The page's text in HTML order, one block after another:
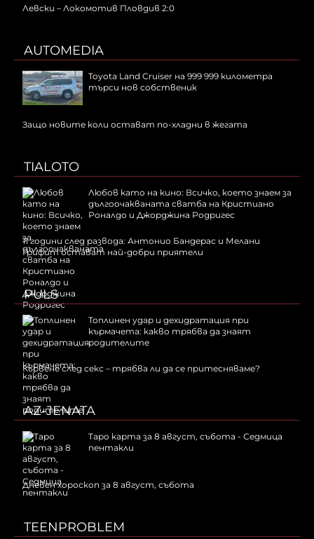
Левски – Локомотив Пловдив 2:0
AUTOMEDIA
Toyota Land Cruiser на 999 999 километра
търси нов собственик
Защо новите коли остават по-хладни в жегата
TIALOTO
Любов като на кино: Всичко, което знаем за
дългоочакваната сватба на Кристиано
Роналдо и Джорджина Родригес
11 години след развода: Антонио Бандерас и Мелани
Грифит остават най-добри приятели
PULS
Топлинен удар и дехидратация при
кърмачета: какво трябва да знаят
родителите
Кървене след секс – трябва ли да се притесняваме?
AZ-JENATA
Таро карта за 8 август, събота - Седмица
пентакли
Дневен хороскоп за 8 август, събота
TEENPROBLEM